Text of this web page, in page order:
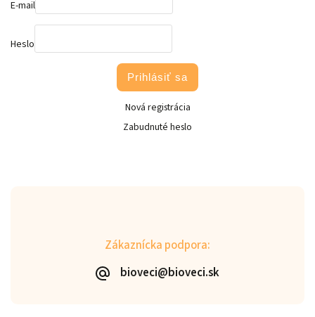
Zákaznícka podpora:
bioveci@bioveci.sk
E-mail
Heslo
Prihlásiť sa
Nová registrácia
Zabudnuté heslo